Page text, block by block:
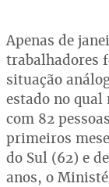
Apenas de
trabalhadores
situação
estado no
com 82
primeiros
do Sul (62) e
anos, o